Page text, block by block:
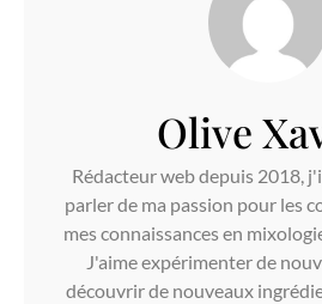
Olive
Rédacteur web depuis 2018,
parler de ma passion pour les
mes connaissances en
J'aime expérimenter de
découvrir de nouveaux